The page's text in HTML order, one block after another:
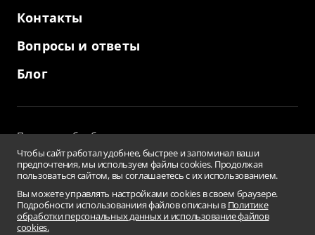
Контакты
Вопросы и ответы
Блог
Политика обработки персональных данных
и использование файлов cookies
Пользовательское соглашение
Заверения и гарантии
Противодействие коррупции
Условия использования информации сайта
Сводная ведомость результатов проведения СОУТ
Чтобы сайт работал удобнее, быстрее и запоминал ваши
предпочтения, мы используем файлы cookies. Продолжая
пользоваться сайтом, вы соглашаетесь с их использованием.
Вы можете управлять настройками cookies в своем браузере.
Подробности использованиия файлов описаны в Политике
обработки персональных данных и использование файлов
cookies.